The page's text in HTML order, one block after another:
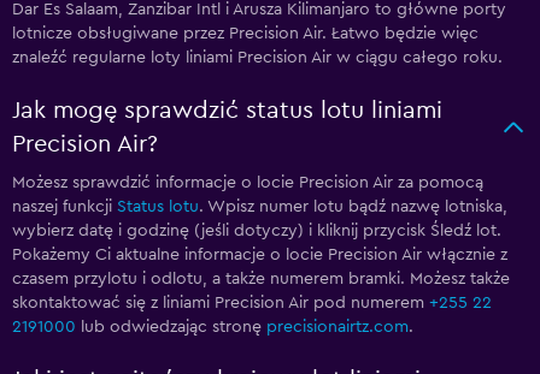
Dar Es Salaam, Zanzibar Intl i Arusza Kilimanjaro to główne porty
lotnicze obsługiwane przez Precision Air. Łatwo będzie więc
znaleźć regularne loty liniami Precision Air w ciągu całego roku.
Jak mogę sprawdzić status lotu liniami
Precision Air?
Możesz sprawdzić informacje o locie Precision Air za pomocą
naszej funkcji Status lotu. Wpisz numer lotu bądź nazwę lotniska,
wybierz datę i godzinę (jeśli dotyczy) i kliknij przycisk Śledź lot.
Pokażemy Ci aktualne informacje o locie Precision Air włącznie z
czasem przylotu i odlotu, a także numerem bramki. Możesz także
skontaktować się z liniami Precision Air pod numerem +255 22
2191000 lub odwiedzając stronę precisionairtz.com.